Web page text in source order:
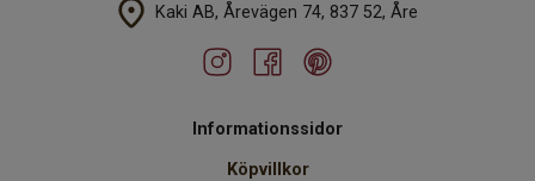
Kaki AB, Årevägen 74, 837 52, Åre
Informationssidor
Köpvillkor